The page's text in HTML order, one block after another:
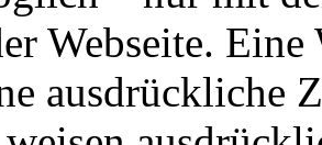
Webseite.
ausdrückliche